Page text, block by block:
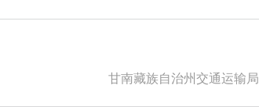
甘南藏族自治州交通运输局